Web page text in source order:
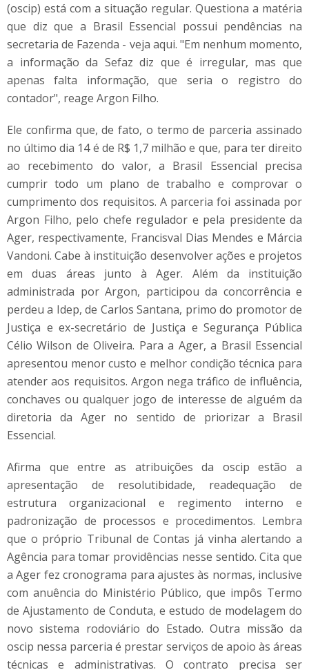
(oscip) está com a situação regular. Questiona a matéria
que diz que a Brasil Essencial possui pendências na
secretaria de Fazenda - veja aqui. "Em nenhum momento,
a informação da Sefaz diz que é irregular, mas que
apenas falta informação, que seria o registro do
contador", reage Argon Filho.
Ele confirma que, de fato, o termo de parceria assinado
no último dia 14 é de R$ 1,7 milhão e que, para ter direito
ao recebimento do valor, a Brasil Essencial precisa
cumprir todo um plano de trabalho e comprovar o
cumprimento dos requisitos. A parceria foi assinada por
Argon Filho, pelo chefe regulador e pela presidente da
Ager, respectivamente, Francisval Dias Mendes e Márcia
Vandoni. Cabe à instituição desenvolver ações e projetos
em duas áreas junto à Ager. Além da instituição
administrada por Argon, participou da concorrência e
perdeu a Idep, de Carlos Santana, primo do promotor de
Justiça e ex-secretário de Justiça e Segurança Pública
Célio Wilson de Oliveira. Para a Ager, a Brasil Essencial
apresentou menor custo e melhor condição técnica para
atender aos requisitos. Argon nega tráfico de influência,
conchaves ou qualquer jogo de interesse de alguém da
diretoria da Ager no sentido de priorizar a Brasil
Essencial.
Afirma que entre as atribuições da oscip estão a
apresentação de resolutibidade, readequação de
estrutura organizacional e regimento interno e
padronização de processos e procedimentos. Lembra
que o próprio Tribunal de Contas já vinha alertando a
Agência para tomar providências nesse sentido. Cita que
a Ager fez cronograma para ajustes às normas, inclusive
com anuência do Ministério Público, que impôs Termo
de Ajustamento de Conduta, e estudo de modelagem do
novo sistema rodoviário do Estado. Outra missão da
oscip nessa parceria é prestar serviços de apoio às áreas
técnicas e administrativas. O contrato precisa ser